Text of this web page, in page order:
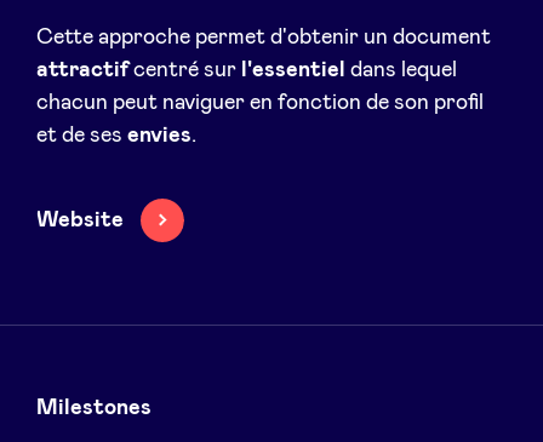
Pooling Services
Cette approche permet d'obtenir un document
attractifcentré sur l'essentiel dans lequel
chacun peut naviguer en fonction de son profil
et de ses envies.
Website
Milestones